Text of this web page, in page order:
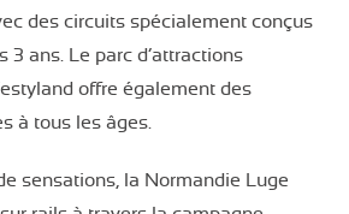
des circuits spécialement conçus
3 ans. Le parc d’attractions
offre également des
à tous les âges.
sensations, la Normandie Luge